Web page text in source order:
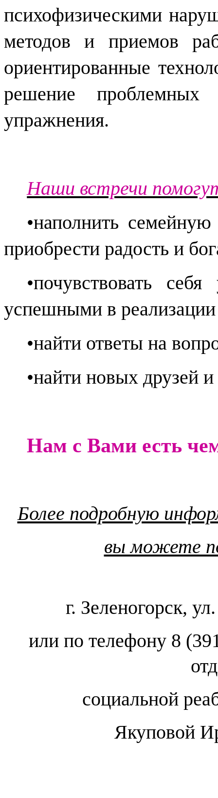
психофизическими
методов и приемов
ориентированные
решение проблемных
упражнения.
Наши встречи
•наполнить
приобрести радость и
•почувствовать
успешными в реализации
•найти ответы на
•найти новых друзей
Нам с Вами есть
Более подробную
вы можете
г. Зеленогорск,
или по телефону 8
социальной
Якуповой